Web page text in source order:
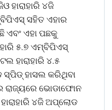
ହାରାହାରି ୪ଜି
ସହିତ ଏହାର
ଏବଂ ଏହା ପଛକୁ
୫.୭ ଏମ୍‌ବିପିଏସ୍
ହାରାହାରି ୪.୫
ହାସଲ କରିଥିବା
ରାଜ୍ୟରେ ଭୋଡାଫୋନ
୪ଜି ଅପ୍‌ଲୋଡ